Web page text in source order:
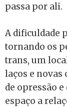
passa por ali.
A dificuldade
tornando os
trans, um
laços e novas
de opressão
espaço a